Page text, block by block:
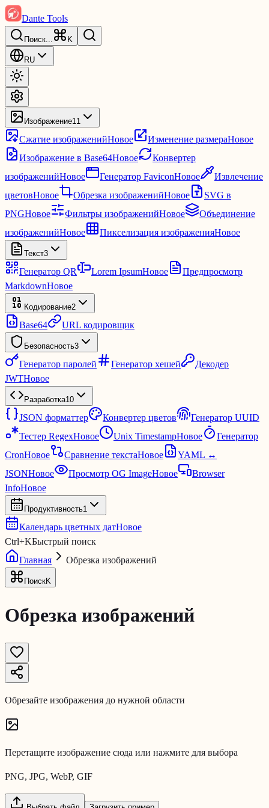
Dante Tools
Поиск... K
RU
Изображение11
Сжатие изображенийНовое Изменение размераНовое
Изображение в Base64Новое
Конвертер
изображенийНовое Генератор FaviconНовое
Извлечение
цветовНовое Обрезка изображенийНовое
SVG в
PNGНовое Фильтры изображенийНовое
Объединение
изображенийНовое Пикселизация изображенияНовое
Текст3
Генератор QR Lorem IpsumНовое
Предпросмотр
MarkdownНовое
Кодирование2
Base64 URL кодировщик
Безопасность3
Генератор паролей Генератор хешей
Декодер
JWTНовое
Разработка10
JSON форматтер Конвертер цветов
Генератор UUID
Тестер RegexНовое Unix TimestampНовое
Генератор
CronНовое Сравнение текстаНовое
YAML ↔
JSONНовое Просмотр OG ImageНовое
Browser
InfoНовое
Продуктивность1
Календарь цветных датНовое
Ctrl+KБыстрый поиск
Главная
Обрезка изображений
ПоискK
Обрезка изображений
Обрезайте изображения до нужной области
Перетащите изображение сюда или нажмите для выбора
PNG, JPG, WebP, GIF